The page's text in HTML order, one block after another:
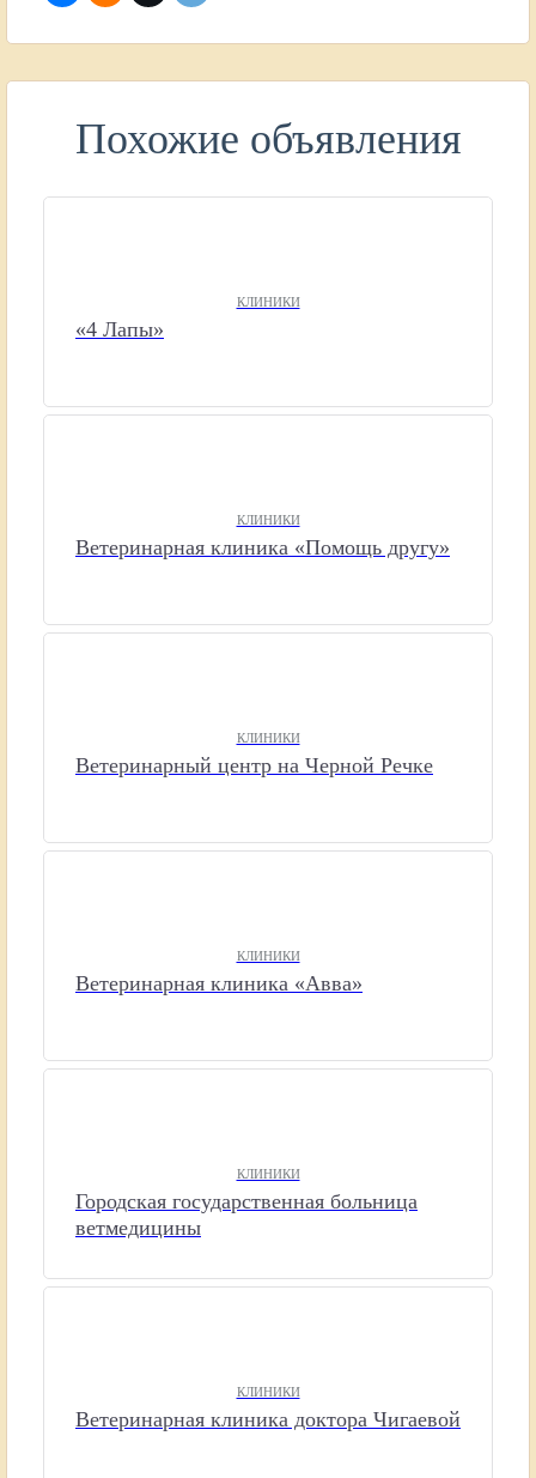
Похожие объявления
КЛИНИКИ
«4 Лапы»
КЛИНИКИ
Ветеринарная клиника «Помощь другу»
КЛИНИКИ
Ветеринарный центр на Черной Речке
КЛИНИКИ
Ветеринарная клиника «Авва»
КЛИНИКИ
Городская государственная больница
ветмедицины
КЛИНИКИ
Ветеринарная клиника доктора Чигаевой